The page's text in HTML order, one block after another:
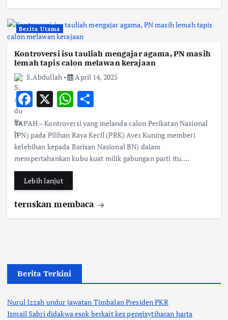
Berita Utama
Kontroversi isu tauliah mengajar agama, PN masih
lemah tapis calon melawan kerajaan
S.Abdullah
April 14, 2025
F
ac
e
b
o
o
k
X W
h
at
s
A
p
ar
e
TAPAH – Kontroversi yang melanda calon Perikatan Nasional
(PN) pada Pilihan Raya Kecil (PRK) Ayer Kuning memberi
kelebihan kepada Barisan Nasional BN) dalam
mempertahankan kubu kuat milik gabungan parti itu.…
Lebih lanjut
teruskan membaca
Berita Terkini
Nurul Izzah undur jawatan Timbalan Presiden PKR
Ismail Sabri didakwa esok berkait kes pengisytiharan harta